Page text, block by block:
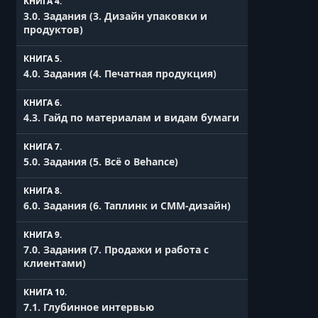
УРОК 16.
3.2. Урок по приемам создания
интересных текстовых логотипов
УРОК 17. 00:15:52
3.3. Развиваем насмотренность в product
дизайне
3.4. Как формировать концепции
упаковки под бюджет
УРОК 19.
3.5. Работа с текстом
УРОК 20.
3.6. Конструирование макета коробки
4.1. Печатная продукция и особенности
полиграфии (4. Печатная продукция)
3.0. Задания (3. Дизайн упаковки и
продуктов)
КНИГА 5.
4.0. Задания (4. Печатная продукция)
КНИГА 6.
4.3. Гайд по материалам и видам бумаги
КНИГА 7.
5.0. Задания (5. Всё о Behance)
КНИГА 8.
6.0. Задания (6. Таплинк и СММ-дизайн)
КНИГА 9.
7.0. Задания (7. Продажи и работа с
клиентами)
КНИГА 10.
7.1. Глубинное интервью